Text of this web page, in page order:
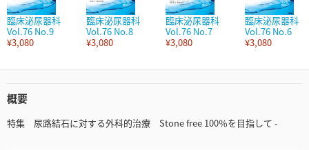
臨床泌尿器科
Vol.76 No.9
¥3,080
臨床泌尿器科
Vol.76 No.8
¥3,080
臨床泌尿器科
Vol.76 No.7
¥3,080
臨床泌尿器科
Vol.76 No.6
¥3,080
概要
特集 尿路結石に対する外科的治療 Stone free 100％を目指して -